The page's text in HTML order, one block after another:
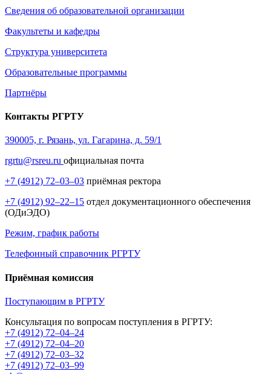
Сведения об образовательной организации
Факультеты и кафедры
Структура университета
Образовательные программы
Партнёры
Контакты РГРТУ
390005, г. Рязань, ул. Гагарина, д. 59/1
rgrtu@rsreu.ru официальная почта
+7 (4912) 72–03–03 приёмная ректора
+7 (4912) 92–22–15 отдел документационного обеспечения
(ОДиЭДО)
Режим, график работы
Телефонный справочник РГРТУ
Приёмная комиссия
Поступающим в РГРТУ
Консультация по вопросам поступления в РГРТУ:
+7 (4912) 72–04–24
+7 (4912) 72–04–20
+7 (4912) 72–03–32
+7 (4912) 72–03–99